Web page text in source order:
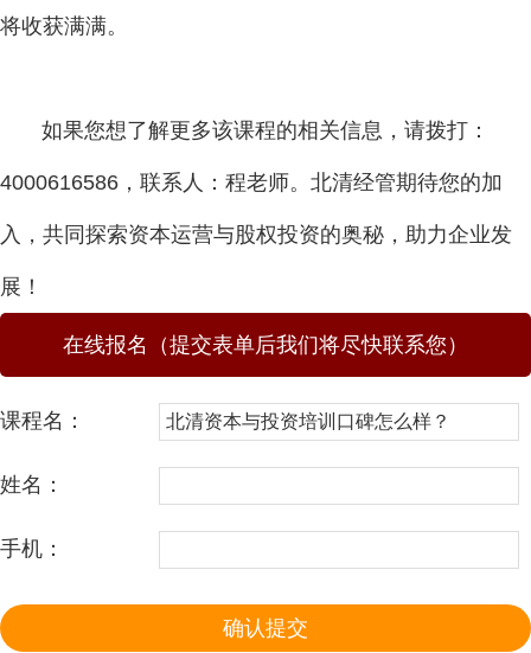
将收获满满。
如果您想了解更多该课程的相关信息，请拨打：
4000616586，联系人：程老师。北清经管期待您的加
入，共同探索资本运营与股权投资的奥秘，助力企业发
展！
在线报名（提交表单后我们将尽快联系您）
课程名：
姓名：
手机：